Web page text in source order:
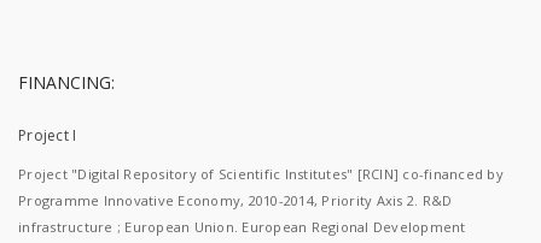
FINANCING:
Project I
Project "Digital Repository of Scientific Institutes" [RCIN] co-financed by
Programme Innovative Economy, 2010-2014, Priority Axis 2. R&D
infrastructure ; European Union. European Regional Development